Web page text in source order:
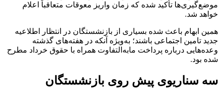
موضع‌گیری‌ها تأکید شده که زمان واریز معوقات متعاقباً اعلام
خواهد شد.
همین ابهام باعث شده بسیاری از بازنشستگان در انتظار اطلاعیه
جدید تامین اجتماعی باشند؛ به‌ویژه آنکه در هفته‌های گذشته
وعده‌هایی درباره پرداخت مابه‌التفاوت همراه با حقوق خرداد مطرح
شده بود.
سه سناریوی پیش روی بازنشستگان